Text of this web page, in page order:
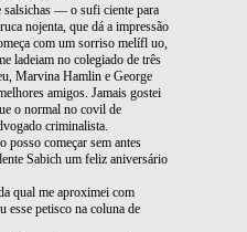
salsichas — o sufi ciente para
nojenta, que dá a impressão
com um sorriso melífl uo,
ladeiam no colegiado de três
Marvina Hamlin e George
amigos. Jamais gostei
o normal no covil de
criminalista.
começar sem antes
Sabich um feliz aniversário
qual me aproximei com
esse petisco na coluna de